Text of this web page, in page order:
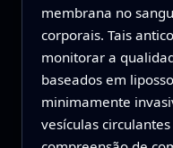
membrana no
corporais. Tais
monitorar a
baseados em
minimamente
vesículas